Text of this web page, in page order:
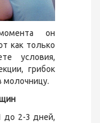
он
как только
условия,
грибок
молочницу.
до 2-3 дней,